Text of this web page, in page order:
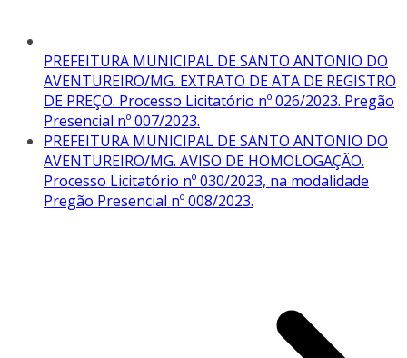
PREFEITURA MUNICIPAL DE SANTO ANTONIO DO
AVENTUREIRO/MG. EXTRATO DE ATA DE REGISTRO
DE PREÇO. Processo Licitatório nº 026/2023. Pregão
Presencial nº 007/2023.
PREFEITURA MUNICIPAL DE SANTO ANTONIO DO
AVENTUREIRO/MG. AVISO DE HOMOLOGAÇÃO.
Processo Licitatório nº 030/2023, na modalidade
Pregão Presencial nº 008/2023.